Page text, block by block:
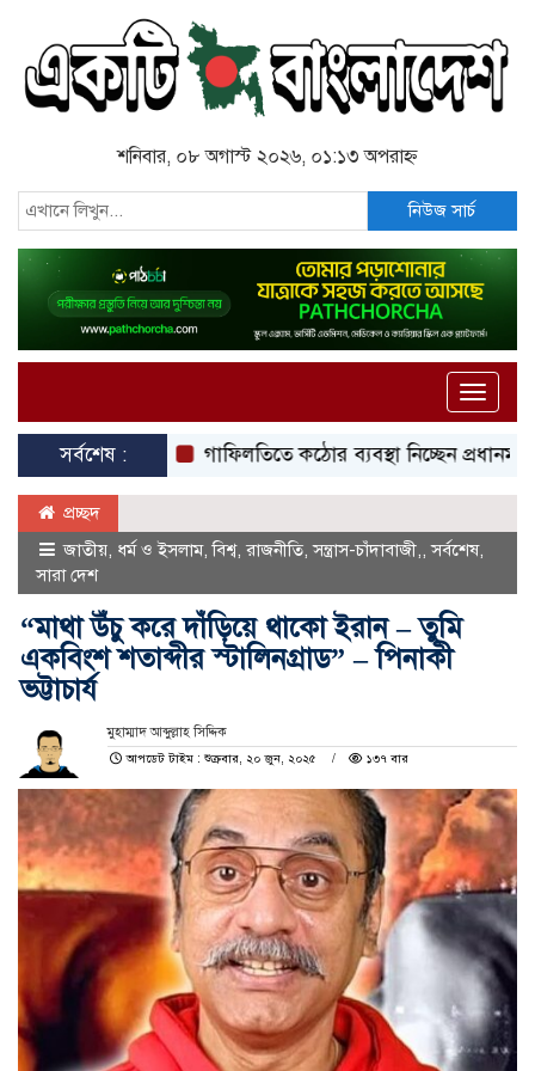
শনিবার, ০৮ অগাস্ট ২০২৬, ০১:১৩ অপরাহ্ন
নিউজ সার্চ
Toggle
সর্বশেষ :
গাফিলতিতে কঠোর ব্যবস্থা নিচ্ছেন প্রধানমন্ত্রী: রিজভী
প্রচ্ছদ
জাতীয়, ধর্ম ও ইসলাম,বিশ্ব, রাজনীতি,সন্ত্রাস-চাঁদাবাজী,,সর্বশেষ,
সারা দেশ
“মাথা উঁচু করে দাঁড়িয়ে থাকো ইরান – তুমি
একবিংশ শতাব্দীর স্টালিনগ্রাড” – পিনাকী
ভট্টাচার্য
মুহাম্মাদ আব্দুল্লাহ সিদ্দিক
আপডেট টাইম : শুক্রবার, ২০ জুন, ২০২৫
১৩৭ বার